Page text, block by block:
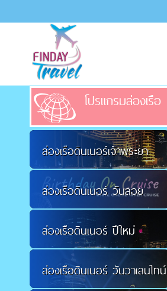
โปรแกรมล่องเรือ
ล่องเรือดินเนอร์เจ้าพระยา
ล่องเรือดินเนอร์ วันลอย
กระทง
ล่องเรือดินเนอร์ ปีใหม่
ล่องเรือดินเนอร์ วันวาเลนไทน์